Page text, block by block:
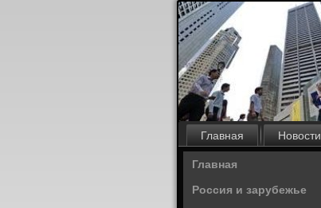
Главная Новости
Главная
Россия и зарубежье